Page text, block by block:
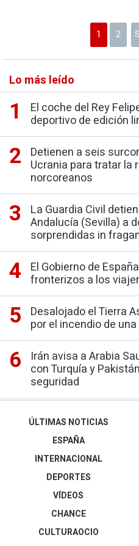
1 2
Lo más leído
El coche del Rey
deportivo de edición
Detienen a seis
Ucrania para tratar la
norcoreanos
La Guardia Civil
Andalucía (Sevilla) a
sorprendidas in
El Gobierno de
fronterizos a los
Desalojado el Tierra
por el incendio de
Irán avisa a Arabia
con Turquía y
seguridad
ÚLTIMAS NOTICIAS
ESPAÑA
INTERNACIONAL
DEPORTES
VÍDEOS
CHANCE
CULTURAOCIO